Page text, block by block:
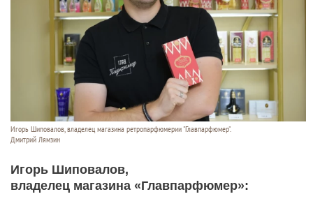
Игорь Шиповалов, владелец магазина ретропарфюмерии "Главпарфюмер".
Дмитрий Лямзин
Игорь Шиповалов,
владелец магазина «Главпарфюмер»: